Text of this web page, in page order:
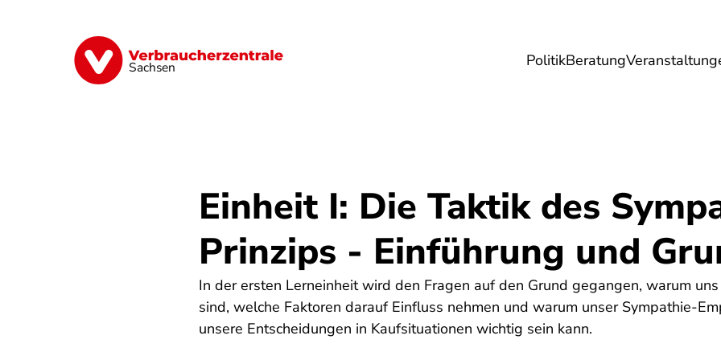
Sachsen PolitikBeratung
Vorsorge Verträge Geld & Versicherungen Digitales Energie &
Einheit I: Die Taktik des
Prinzips - Einführung und
In der ersten Lerneinheit wird den Fragen auf den Grund gegangen, warum
sind, welche Faktoren darauf Einfluss nehmen und warum unser Sympathie-
unsere Entscheidungen in Kaufsituationen wichtig sein kann.